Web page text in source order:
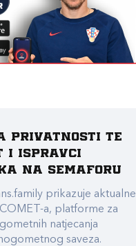
privatnosti te
i ispravci
na Semaforu
prikazuje aktualne
a, platforme za
natjecanja
saveza.